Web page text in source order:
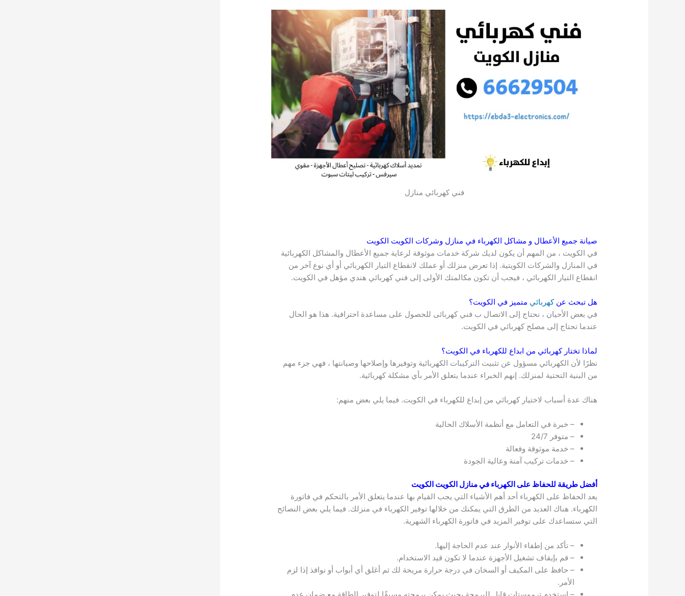
فني كهربائي منازل
صيانة جميع الأعطال و مشاكل الكهرباء في منازل وشركات الكويت الكويت
في الكويت ، من المهم أن يكون لديك شركة خدمات موثوقة لرعاية جميع الأعطال والمشاكل الكهربائية
في المنازل والشركات الكويتية. إذا تعرض منزلك أو عملك لانقطاع التيار الكهربائي أو أي نوع آخر من
انقطاع التيار الكهربائي ، فيجب أن تكون مكالمتك الأولى إلى فني كهربائي هندي مؤهل في الكويت.
هل تبحث عنكهربائي متميز في الكويت؟
في بعض الأحيان ، نحتاج إلى الاتصال ب فني كهربائى للحصول على مساعدة احترافية. هذا هو الحال
عندما تحتاج إلى مصلح كهربائي في الكويت.
لماذا تختار كهربائي من ابداع للكهرباء في الكويت؟
نظرًا لأن الكهربائي مسؤول عن تثبيت التركيبات الكهربائية وتوفيرها وإصلاحها وصيانتها ، فهي جزء مهم
من البنية التحتية لمنزلك. إنهم الخبراء عندما يتعلق الأمر بأي مشكلة كهربائية.
هناك عدة أسباب لاختيار كهربائي من إبداع للكهرباء في الكويت. فيما يلي بعض منهم:
– خبرة في التعامل مع أنظمة الأسلاك الحالية
– متوفر 24/7
– خدمة موثوقة وفعالة
– خدمات تركيب آمنة وعالية الجودة
أفضل طريقة للحفاظ على الكهرباء في منازل الكويت الكويت
يعد الحفاظ على الكهرباء أحد أهم الأشياء التي يجب القيام بها عندما يتعلق الأمر بالتحكم في فاتورة
الكهرباء. هناك العديد من الطرق التي يمكنك من خلالها توفير الكهرباء في منزلك. فيما يلي بعض النصائح
التي ستساعدك على توفير المزيد في فاتورة الكهرباء الشهرية.
– تأكد من إطفاء الأنوار عند عدم الحاجة إليها.
– قم بإيقاف تشغيل الأجهزة عندما لا تكون قيد الاستخدام.
– حافظ على المكيف أو السخان في درجة حرارة مريحة لك ثم أغلق أي أبواب أو نوافذ إذا لزم
الأمر.